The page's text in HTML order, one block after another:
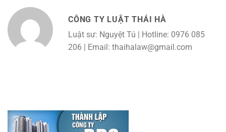
CÔNG TY LUẬT THÁI HÀ
Luật sư: Nguyệt Tú | Hotline: 0976 085
206 | Email: thaihalaw@gmail.com